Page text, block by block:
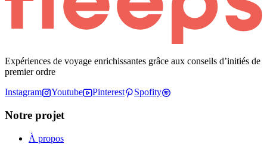
Expériences de voyage enrichissantes grâce aux conseils d’initiés de
premier ordre
Instagram
Youtube Pinterest Spofity
Notre projet
À propos